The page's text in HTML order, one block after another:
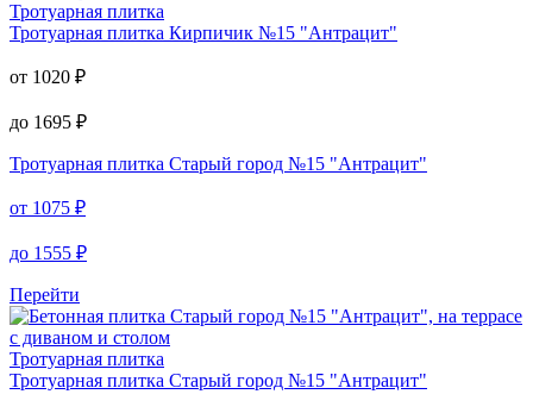
Тротуарная плитка
Тротуарная плитка Кирпичик №15 "Антрацит"
от 1020 ₽
до 1695 ₽
Тротуарная плитка Старый город №15 "Антрацит"
от 1075 ₽
до 1555 ₽
Перейти
Тротуарная плитка
Тротуарная плитка Старый город №15 "Антрацит"